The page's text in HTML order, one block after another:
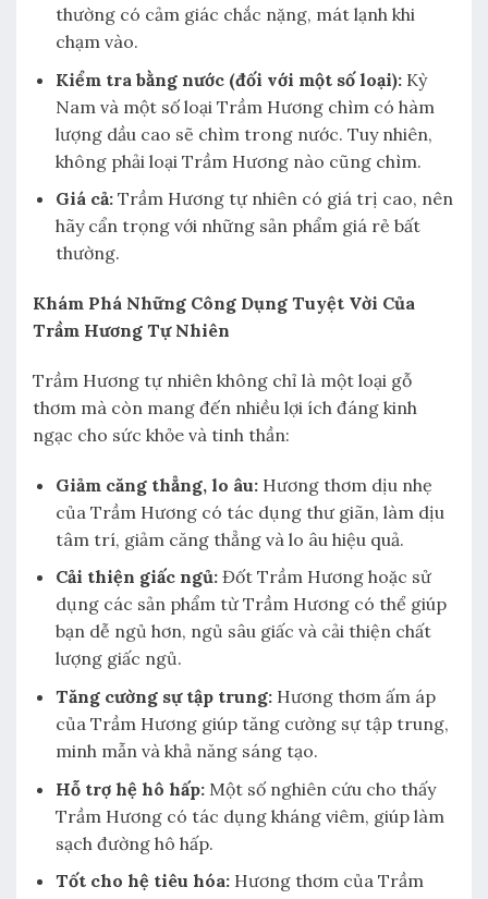
thường có cảm giác chắc nặng, mát lạnh khi
chạm vào.
Kiểm tra bằng nước (đối với một số loại):Kỳ
Nam và một số loại Trầm Hương chìm có hàm
lượng dầu cao sẽ chìm trong nước. Tuy nhiên,
không phải loại Trầm Hương nào cũng chìm.
Giá cả:Trầm Hương tự nhiên có giá trị cao, nên
hãy cẩn trọng với những sản phẩm giá rẻ bất
thường.
Khám Phá Những Công Dụng Tuyệt Vời Của
Trầm Hương Tự Nhiên
Trầm Hương tự nhiên không chỉ là một loại gỗ
thơm mà còn mang đến nhiều lợi ích đáng kinh
ngạc cho sức khỏe và tinh thần:
Giảm căng thẳng, lo âu:Hương thơm dịu nhẹ
của Trầm Hương có tác dụng thư giãn, làm dịu
tâm trí, giảm căng thẳng và lo âu hiệu quả.
Cải thiện giấc ngủ:Đốt Trầm Hương hoặc sử
dụng các sản phẩm từ Trầm Hương có thể giúp
bạn dễ ngủ hơn, ngủ sâu giấc và cải thiện chất
lượng giấc ngủ.
Tăng cường sự tập trung:Hương thơm ấm áp
của Trầm Hương giúp tăng cường sự tập trung,
minh mẫn và khả năng sáng tạo.
Hỗ trợ hệ hô hấp:Một số nghiên cứu cho thấy
Trầm Hương có tác dụng kháng viêm, giúp làm
sạch đường hô hấp.
Tốt cho hệ tiêu hóa:Hương thơm của Trầm